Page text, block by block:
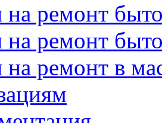
ремонт
ремонт
ремонт в